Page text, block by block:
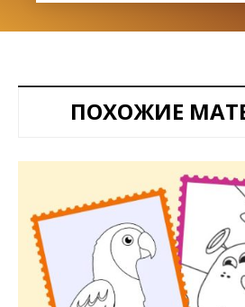
ПОХОЖИЕ